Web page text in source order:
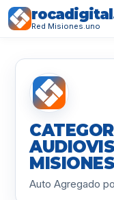
Red Misiones.uno
MISIONES
Auto Agregado